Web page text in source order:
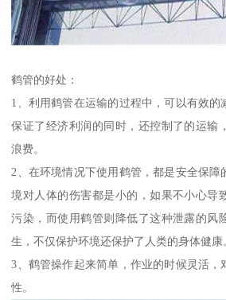
鹤管的好处：
1、利用鹤管在运输的过程中，可以有效的
保证了经济利润的同时，还控制了的运输
浪费。
2、在环境情况下使用鹤管，都是安全保障
境对人体的伤害都是小的，如果不小心导
污染，而使用鹤管则降低了这种泄露的风
生，不仅保护环境还保护了人类的身体健康
3、鹤管操作起来简单，作业的时候灵活，
性。